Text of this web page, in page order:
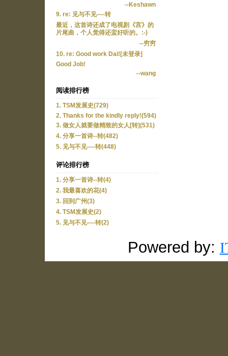
--Keshawn
9. re: 见与不见----转
最近，这首诗还成了电视剧《宫》的
片尾曲，个人觉得还蛮好听的。:-)
--穷穷
10. re: Good work Dai![未登录]
Good Job!
--wang
阅读排行榜
1. TSM发展史(729)
2. Thanks for the kindly reply!(594)
3. 做女人就要做精致的女人[转](531)
4. 分享一首诗--转(482)
5. 见与不见----转(448)
评论排行榜
1. 分享一首诗--转(4)
2. 我最喜欢的花(4)
3. 回到广州(3)
4. TSM发展史(2)
5. 见与不见----转(2)
Powered by: